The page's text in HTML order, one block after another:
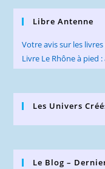
Libre Antenne
Votre avis sur les
Livre Le Rhône à pied
Les Univers
Le Blog –